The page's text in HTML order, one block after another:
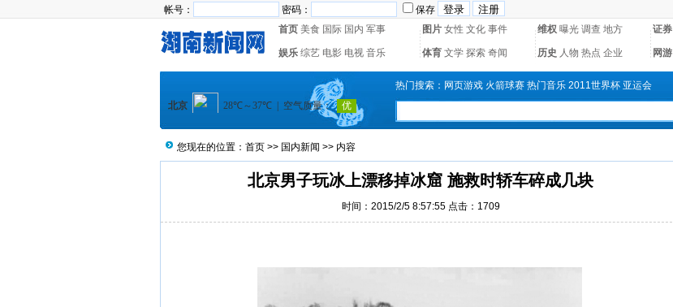
帐号： 密码： 保存
首页 美食 国际 国内 军事 图片 女性 文化 事件 维权 曝光 调查 地方 证券
娱乐 综艺 电影 电视 音乐 体育 文学 探索 奇闻 历史 人物 热点 企业 网游
热门搜索： 网页游戏 火箭球赛 热门音乐 2011世界杯 亚运会
您现在的位置： 首页 >> 国内新闻 >> 内容
北京男子玩冰上漂移掉冰窟 施救时轿车碎成几块
时间：2015/2/5 8:57:55 点击：1709